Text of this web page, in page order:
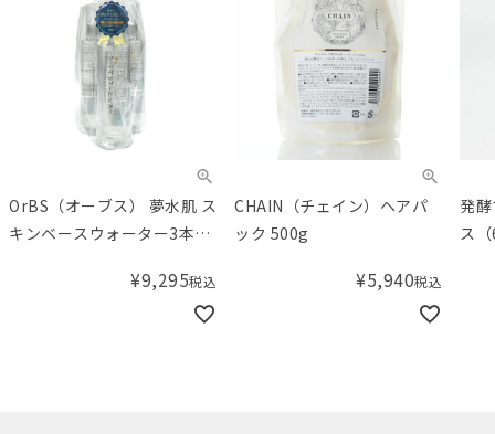
OrBS（オーブス） 夢水肌 ス
キンベースウォーター3本セ
¥9,295税込
CHAIN（チェイン）ヘアパ
ック 500g
¥5,940税込
発
ス